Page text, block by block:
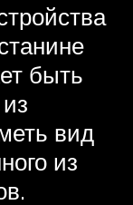
быть
вид
из